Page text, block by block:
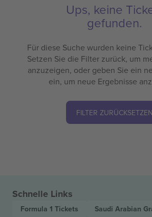
Ups, keine
gefunden.
Für diese Suche wurden keine
Setzen Sie die Filter zurück, um
anzuzeigen, oder geben Sie ein
ein, um neue Ergebnisse
FILTER ZURÜCKSETZEN
Schnelle Links
Formula 1 Tickets Saudi Arabian